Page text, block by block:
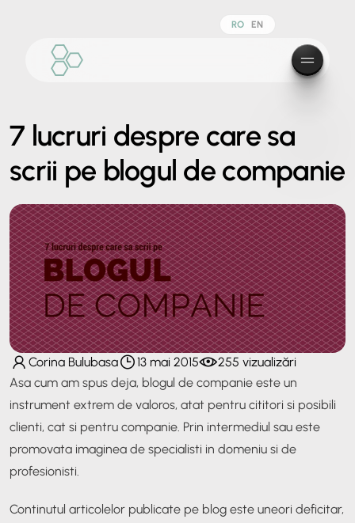
RO EN
7 lucruri despre care sa
scrii pe blogul de companie
Corina Bulubasa 13 mai 2015
255 vizualizări
Asa cum am spus deja, blogul de companie este un
instrument extrem de valoros, atat pentru cititori si posibili
clienti, cat si pentru companie. Prin intermediul sau este
promovata imaginea de specialisti in domeniu si de
profesionisti.
Continutul articolelor publicate pe blog este uneori deficitar,